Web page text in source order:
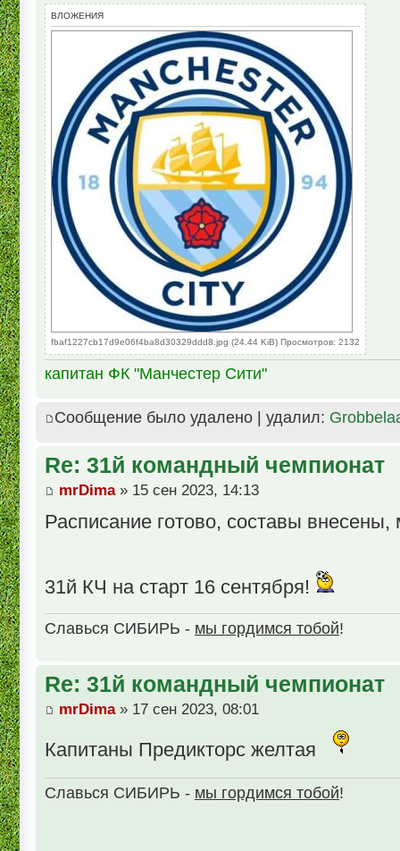
ВЛОЖЕНИЯ
fbaf1227cb17d9e06f4ba8d30329ddd8.jpg (24.44 KiB) Просмотров: 2132
капитан ФК "Манчестер Сити"
Сообщение было удалено | удалил:
Re: 31й командный чемпионат
mrDima» 15 сен 2023, 14:13
Расписание готово, составы
31й КЧ на старт 16 сентября!
Славься СИБИРЬ - мы гордимся тобой!
Re: 31й командный чемпионат
mrDima» 17 сен 2023, 08:01
Капитаны Предикторс желтая
Славься СИБИРЬ - мы гордимся тобой!